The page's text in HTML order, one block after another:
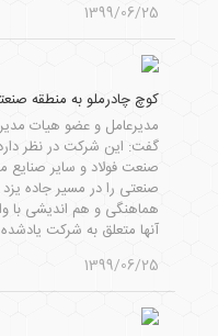
1399/06/25
کوچ چادرملو به منطقه
مدیرعامل و عضو هیات
گفت: این شرکت در نظر
صنعت فولاد و سایر صنایع
صنعتی را در مسیر جاده
هماهنگی و هم اندیشی
آنها متعلق به شرکت
1399/06/25